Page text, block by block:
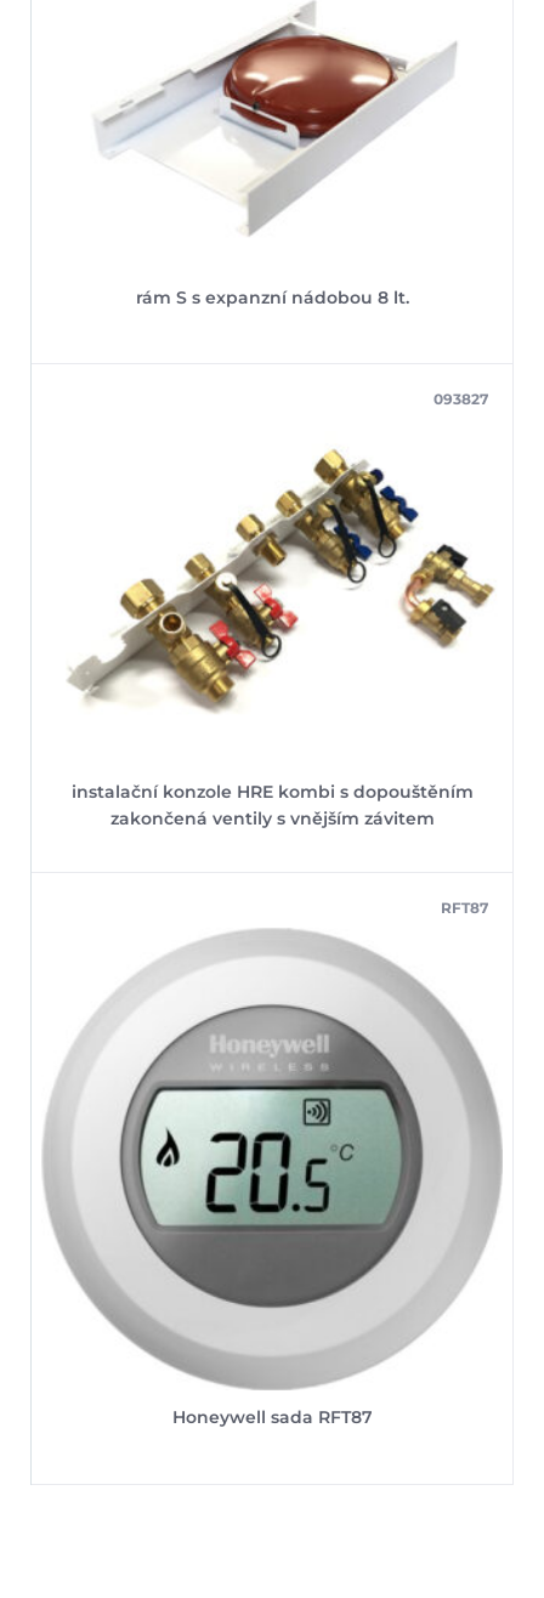
rám S s expanzní nádobou 8 lt.
instalační konzole HRE kombi s dopouštěním
zakončená ventily s vnějším závitem
093827
Honeywell sada RFT87
RFT87